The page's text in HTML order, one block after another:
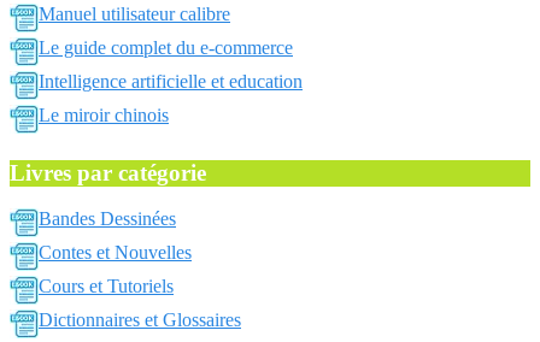
Manuel utilisateur calibre
Le guide complet du e-commerce
Intelligence artificielle et education
Le miroir chinois
Livres par catégorie
Bandes Dessinées
Contes et Nouvelles
Cours et Tutoriels
Dictionnaires et Glossaires